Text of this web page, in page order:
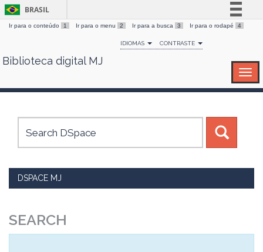
Skip
BRASIL
Simplifique!
Comunica BR
Canais
Ir para o conteúdo 1 Ir para o menu 2 Ir para a busca 3 Ir para o rodapé 4
IDIOMAS CONTRASTE
Biblioteca digital MJ
DSPACE MJ
SEARCH